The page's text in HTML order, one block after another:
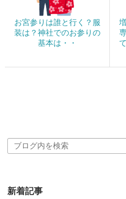
お宮参りは誰と行く？服
装は？神社でのお参りの
基本は・・
新着記事